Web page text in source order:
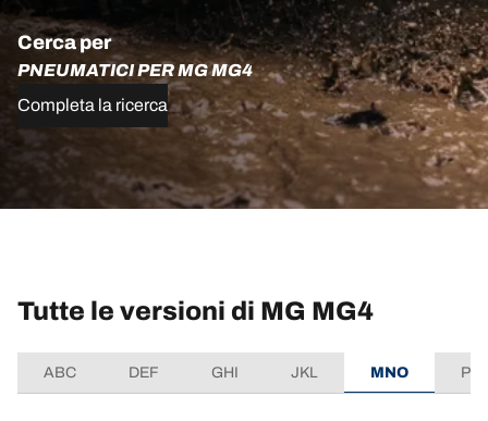
Cerca per
PNEUMATICI PER MG MG4
Completa la ricerca
Tutte le versioni di MG MG4
ABC DEF GHI JKL MNO